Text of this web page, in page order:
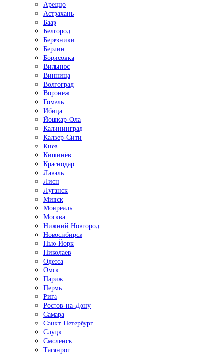
Ареццо
Астрахань
Баар
Белгород
Березники
Берлин
Борисовка
Вильнюс
Винница
Волгоград
Воронеж
Гомель
Ибица
Йошкар-Ола
Калининград
Калвер-Сити
Киев
Кишинёв
Краснодар
Лаваль
Лион
Луганск
Минск
Монреаль
Москва
Нижний Новгород
Новосибирск
Нью-Йорк
Николаев
Одесса
Омск
Париж
Пермь
Рига
Ростов-на-Дону
Самара
Санкт-Петербург
Слуцк
Смоленск
Таганрог